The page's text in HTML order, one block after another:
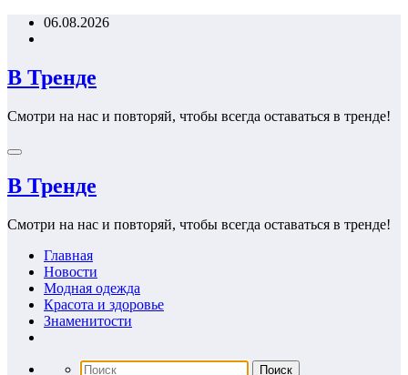
Перейти06.08.2026
В Тренде
Смотри на нас и повторяй, чтобы всегда оставаться в тренде!
В Тренде
Смотри на нас и повторяй, чтобы всегда оставаться в тренде!
Главная
Новости
Модная одежда
Красота и здоровье
Знаменитости